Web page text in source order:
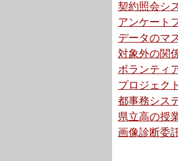
契約照会シ
アンケート
データのマ
対象外の関
ボランティ
プロジェク
都事務シス
県立高の授
画像診断委